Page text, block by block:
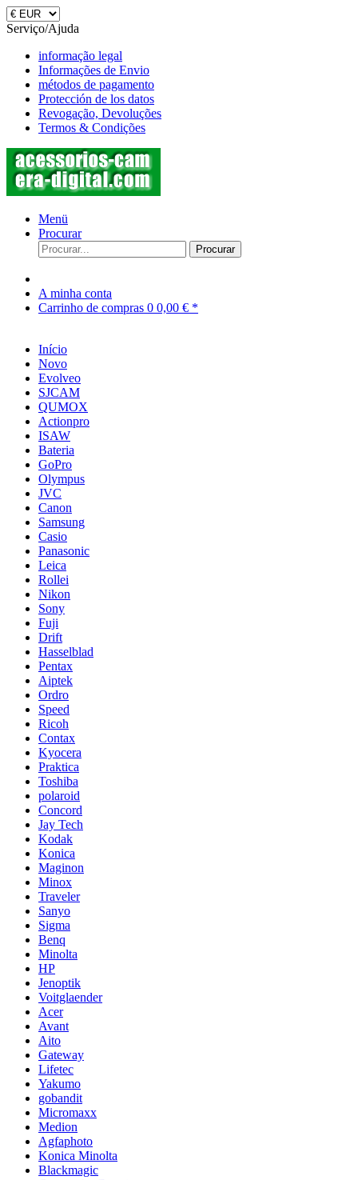
Serviço/Ajuda
informação legal
Informações de Envio
métodos de pagamento
Protección de los datos
Revogação, Devoluções
Termos & Condições
Menü
Procurar
Procurar
A minha conta
Carrinho de compras 0 0,00 € *
Início
Novo
Evolveo
SJCAM
QUMOX
Actionpro
ISAW
Bateria
GoPro
Olympus
JVC
Canon
Samsung
Casio
Panasonic
Leica
Rollei
Nikon
Sony
Fuji
Drift
Hasselblad
Pentax
Aiptek
Ordro
Speed
Ricoh
Contax
Kyocera
Praktica
Toshiba
polaroid
Concord
Jay Tech
Kodak
Konica
Maginon
Minox
Traveler
Sanyo
Sigma
Benq
Minolta
HP
Jenoptik
Voitglaender
Acer
Avant
Aito
Gateway
Lifetec
Yakumo
gobandit
Micromaxx
Medion
Agfaphoto
Konica Minolta
Blackmagic